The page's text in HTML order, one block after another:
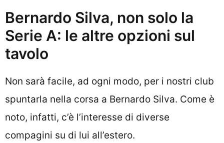
Bernardo Silva, non solo la
Serie A: le altre opzioni sul
tavolo
Non sarà facile, ad ogni modo, per i nostri club
spuntarla nella corsa a Bernardo Silva. Come è
noto, infatti, c’è l’interesse di diverse
compagini su di lui all’estero.